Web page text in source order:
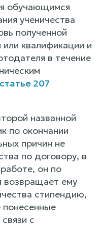
обучающимся
ученичества
полученной
квалификации и
в течение
статье 207
названной
по окончании
причин не
по договору, в
он по
возвращает ему
стипендию,
с